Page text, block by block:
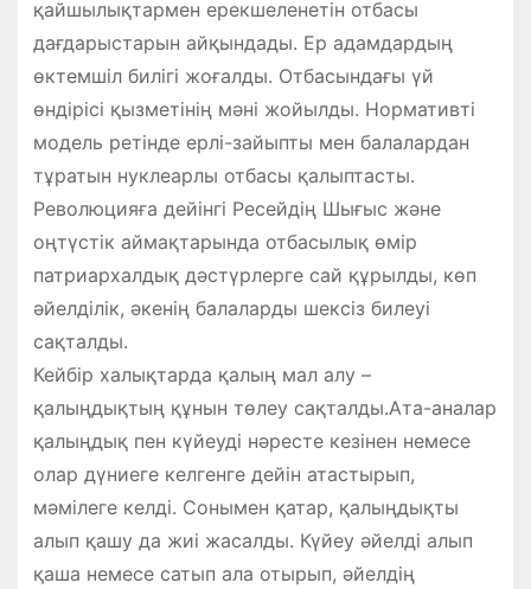
қайшылықтармен ерекшеленетін отбасы
дағдарыстарын айқындады. Ер адамдардың
өктемшіл билігі жоғалды. Отбасындағы үй
өндірісі қызметінің мәні жойылды. Нормативті
модель ретінде ерлі-зайыпты мен балалардан
тұратын нуклеарлы отбасы қалыптасты.
Революцияға дейінгі Ресейдің Шығыс және
оңтүстік аймақтарында отбасылық өмір
патриархалдық дәстүрлерге сай құрылды, көп
әйелділік, әкенің балаларды шексіз билеуі
сақталды.
Кейбір халықтарда қалың мал алу –
қалыңдықтың құнын төлеу сақталды.Ата-аналар
қалыңдық пен күйеуді нәресте кезінен немесе
олар дүниеге келгенге дейін атастырып,
мәмілеге келді. Сонымен қатар, қалыңдықты
алып қашу да жиі жасалды. Күйеу әйелді алып
қаша немесе сатып ала отырып, әйелдің